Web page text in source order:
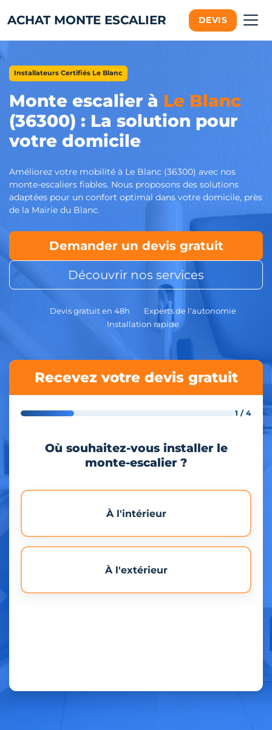
ACHAT MONTE ESCALIER DEVIS
Installateurs Certifiés Le Blanc
Monte escalier à Le Blanc
(36300) : La solution pour
votre domicile
Améliorez votre mobilité à Le Blanc (36300) avec nos
monte-escaliers fiables. Nous proposons des solutions
adaptées pour un confort optimal dans votre domicile, près
de la Mairie du Blanc.
Demander un devis gratuit
Découvrir nos services
Devis gratuit en 48h
Experts de l'autonomie
Installation rapide
Recevez votre devis gratuit
1 / 4
Où souhaitez-vous installer le
monte-escalier ?
À l'intérieur
À l'extérieur